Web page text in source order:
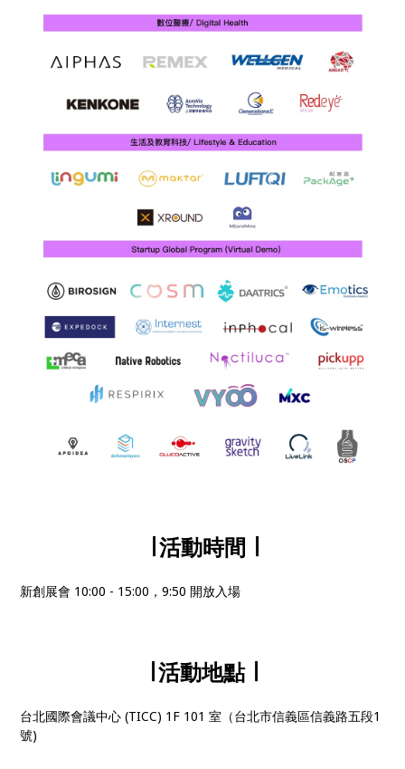
∣ 活動時間 ∣
新創展會 10:00 - 15:00，9:50 開放入場
∣ 活動地點 ∣
台北國際會議中心 (TICC) 1F 101 室（台北市信義區信義路五段1
號)